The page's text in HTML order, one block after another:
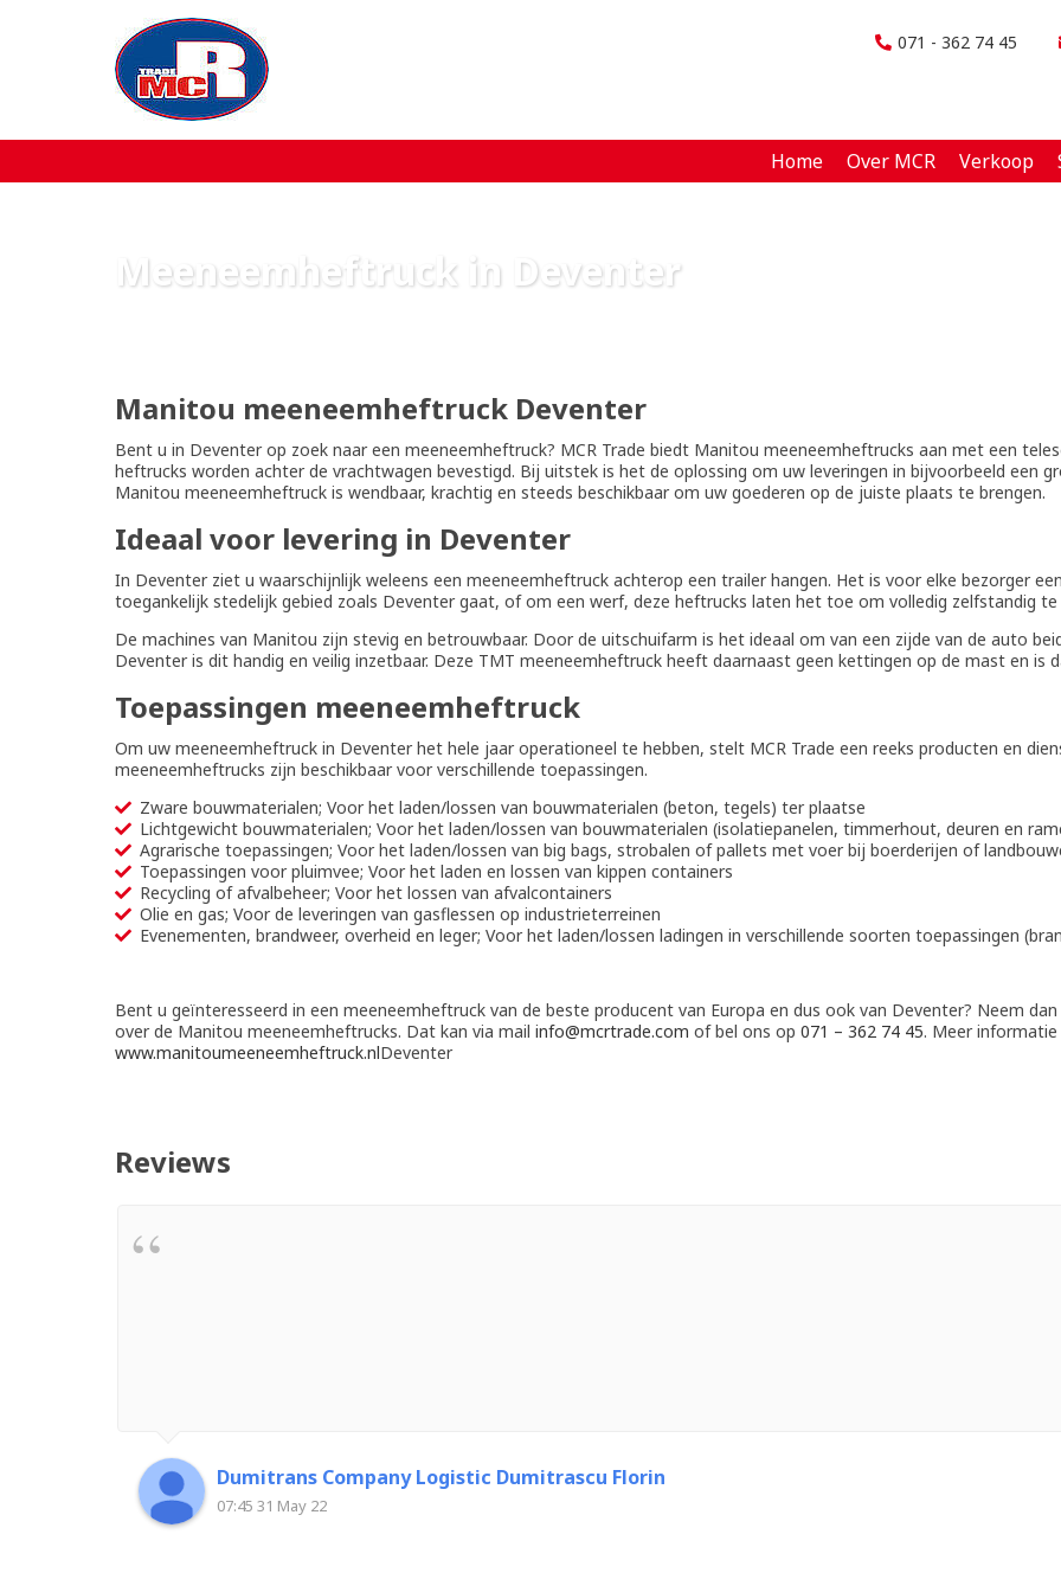
Over MCR
071 - 362 74 45
Home Over MCR Verkoop
Meeneemheftruck in Deventer
Manitou meeneemheftruck Deventer
Bent u in Deventer op zoek naar een meeneemheftruck? MCR Trade biedt Manitou meeneemheftrucks aan met een
heftrucks worden achter de vrachtwagen bevestigd. Bij uitstek is het de oplossing om uw leveringen in bijvoorbeeld een
Manitou meeneemheftruck is wendbaar, krachtig en steeds beschikbaar om uw goederen op de juiste plaats te brengen.
Ideaal voor levering in Deventer
In Deventer ziet u waarschijnlijk weleens een meeneemheftruck achterop een trailer hangen. Het is voor elke bezorger
toegankelijk stedelijk gebied zoals Deventer gaat, of om een werf, deze heftrucks laten het toe om volledig zelfstandig te
De machines van Manitou zijn stevig en betrouwbaar. Door de uitschuifarm is het ideaal om van een zijde van de auto
Deventer is dit handig en veilig inzetbaar. Deze TMT meeneemheftruck heeft daarnaast geen kettingen op de mast en is
Toepassingen meeneemheftruck
Om uw meeneemheftruck in Deventer het hele jaar operationeel te hebben, stelt MCR Trade een reeks producten en
meeneemheftrucks zijn beschikbaar voor verschillende toepassingen.
Zware bouwmaterialen; Voor het laden/lossen van bouwmaterialen (beton, tegels) ter plaatse
Lichtgewicht bouwmaterialen; Voor het laden/lossen van bouwmaterialen (isolatiepanelen, timmerhout, deuren en
Agrarische toepassingen; Voor het laden/lossen van big bags, strobalen of pallets met voer bij boerderijen of
Toepassingen voor pluimvee; Voor het laden en lossen van kippen containers
Recycling of afvalbeheer; Voor het lossen van afvalcontainers
Olie en gas; Voor de leveringen van gasflessen op industrieterreinen
Evenementen, brandweer, overheid en leger; Voor het laden/lossen ladingen in verschillende soorten toepassingen
Bent u geïnteresseerd in een meeneemheftruck van de beste producent van Europa en dus ook van Deventer? Neem
over de Manitou meeneemheftrucks. Dat kan via mail info@mcrtrade.com of bel ons op 071 – 362 74 45. Meer
www.manitoumeeneemheftruck.nlDeventer
Reviews
Dumitrans Company Logistic Dumitrascu Florin
07:45 31 May 22